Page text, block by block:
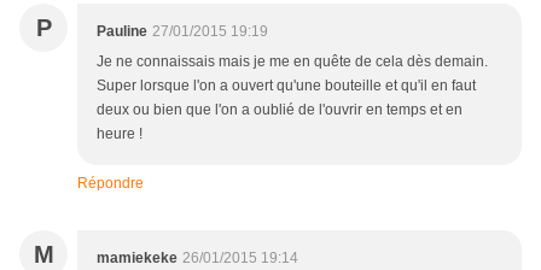
P Pauline 27/01/2015 19:19
Je ne connaissais mais je me en quête de cela dès demain.
Super lorsque l'on a ouvert qu'une bouteille et qu'il en faut
deux ou bien que l'on a oublié de l'ouvrir en temps et en
heure !
Répondre
M mamiekeke 26/01/2015 19:14